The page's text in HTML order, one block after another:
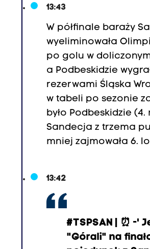
13:43
W półfinale baraży
wyeliminowała
po golu w
a Podbeskidzie
rezerwami Śląska
w tabeli po sezonie
było Podbeskidzie
Sandecja z trzema
mniej zajmowała 6.
13:42
#TSPSAN | ⏰ -'
"Górali" na